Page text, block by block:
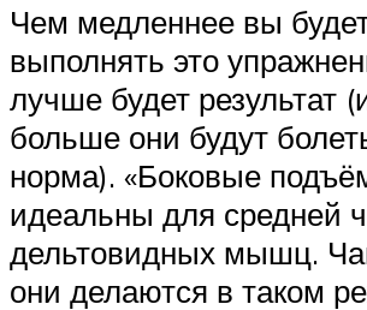
Чем медленнее вы
выполнять это
лучше будет результат
больше они будут
норма). «Боковые
идеальны для средней
дельтовидных мышц.
они делаются в таком